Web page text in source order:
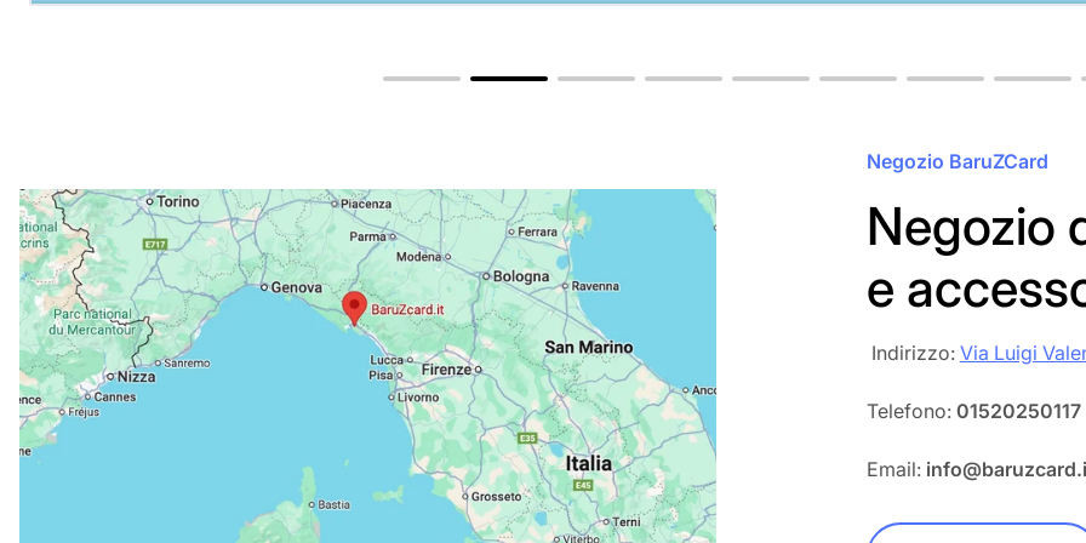
Negozio BaruZCard
Negozio
e
‎‎ Indirizzo: Via Luigi
Telefono: 01520250117
Email: